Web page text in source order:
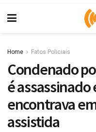
Home Fatos Policiais
Condenado
é
encontrava
assistida